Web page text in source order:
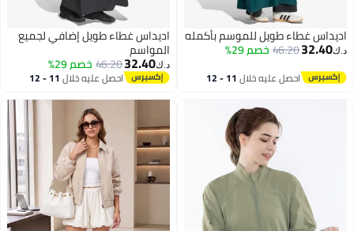
2
اديداس غطاء طويل للموسم بأكمله
د.ك‏32.40
46.20خصم 29%
احصل عليه خلال 11 - 12
2
اديداس غطاء طويل إضافي لجميع
المواسم
د.ك‏32.40
46.20خصم 29%
احصل عليه خلال 11 - 12